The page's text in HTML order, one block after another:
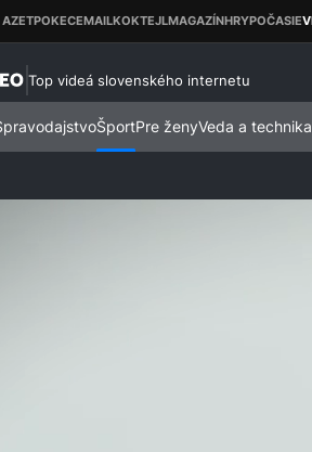
Top videá slovenského internetu
ŠportPre ženyVeda a technika